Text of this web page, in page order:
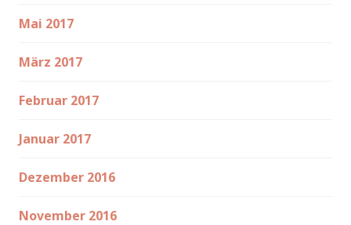
Mai 2017
März 2017
Februar 2017
Januar 2017
Dezember 2016
November 2016